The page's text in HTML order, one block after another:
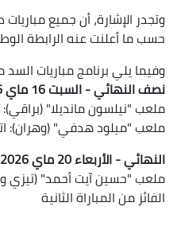
وتجدر الإشارة، أن جميع
حسب ما أعلنت عنه الرابطة
وفيما يلي برنامج مباريات السد
نصف النهائي - السبت 16 ماي 2026 (17:00):
ملعب "نيلسون مانديلا"
ملعب "ميلود هدفي" (وهران):
النهائي - الأربعاء 20 ماي 2026 (17:00):
ملعب "حسين آيت أحمد" (تيزي
الفائز من المباراة الثانية